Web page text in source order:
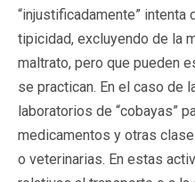
“injustificadamente”
tipicidad, excluyendo de la
maltrato, pero que pueden
se practican. En el caso de
laboratorios de “cobayas”
medicamentos y otras
o veterinarias. En estas